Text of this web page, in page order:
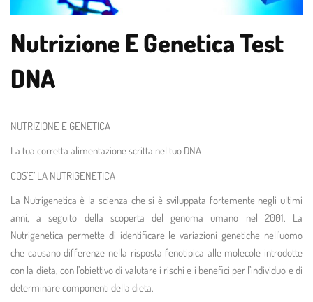
Nutrizione E Genetica Test
DNA
NUTRIZIONE E GENETICA
La tua corretta alimentazione scritta nel tuo DNA
COS’E’ LA NUTRIGENETICA
La Nutrigenetica è la scienza che si è sviluppata fortemente negli ultimi
anni, a seguito della scoperta del genoma umano nel 2001. La
Nutrigenetica permette di identificare le variazioni genetiche nell’uomo
che causano differenze nella risposta fenotipica alle molecole introdotte
con la dieta, con l’obiettivo di valutare i rischi e i benefici per l’individuo e di
determinare componenti della dieta.